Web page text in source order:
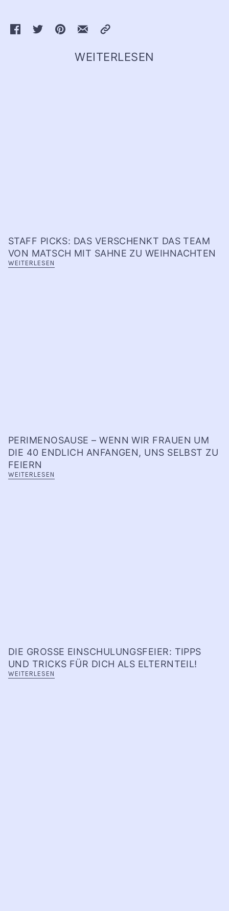
WEITERLESEN
STAFF PICKS: DAS VERSCHENKT DAS TEAM
VON MATSCH MIT SAHNE ZU WEIHNACHTEN
WEITERLESEN
PERIMENOSAUSE – WENN WIR FRAUEN UM
DIE 40 ENDLICH ANFANGEN, UNS SELBST ZU
FEIERN
WEITERLESEN
DIE GROSSE EINSCHULUNGSFEIER: TIPPS U
ND TRICKS FÜR DICH ALS ELTERNTEIL!
WEITERLESEN